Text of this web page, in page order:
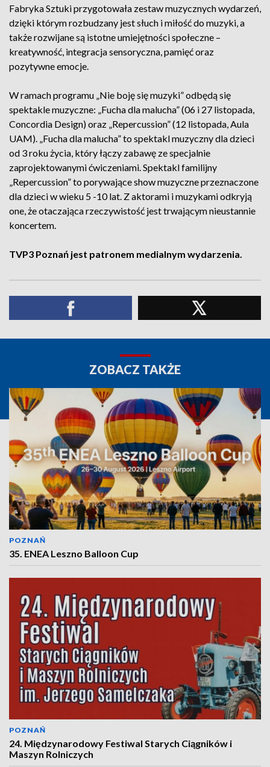
Fabryka Sztuki przygotowała zestaw muzycznych wydarzeń,
dzięki którym rozbudzany jest słuch i miłość do muzyki, a
także rozwijane są istotne umiejętności społeczne –
kreatywność, integracja sensoryczna, pamięć oraz
pozytywne emocje.
W ramach programu „Nie boję się muzyki” odbędą się
spektakle muzyczne: „Fucha dla malucha” (06 i 27 listopada,
Concordia Design) oraz „Repercussion” (12 listopada, Aula
UAM). „Fucha dla malucha” to spektakl muzyczny dla dzieci
od 3 roku życia, który łączy zabawę ze specjalnie
zaprojektowanymi ćwiczeniami. Spektakl familijny
„Repercussion” to porywające show muzyczne przeznaczone
dla dzieci w wieku 5 -10 lat. Z aktorami i muzykami odkryją
one, że otaczająca rzeczywistość jest trwającym nieustannie
koncertem.
TVP3 Poznań jest patronem medialnym wydarzenia.
ZOBACZ TAKŻE
POZNAŃ
35. ENEA Leszno Balloon Cup
POZNAŃ
24. Międzynarodowy Festiwal Starych Ciągników i
Maszyn Rolniczych